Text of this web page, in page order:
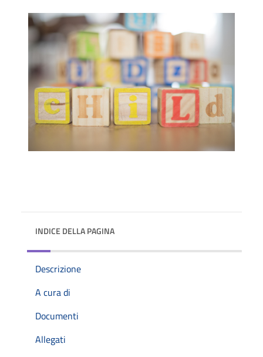
INDICE DELLA PAGINA
Descrizione
A cura di
Documenti
Allegati